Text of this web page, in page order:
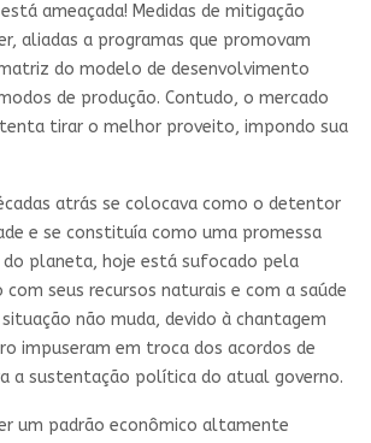
ameaçada! Medidas de mitigação
aliadas a programas que promovam
do modelo de desenvolvimento
de produção. Contudo, o mercado
tirar o melhor proveito, impondo sua
atrás se colocava como o detentor
e se constituía como uma promessa
planeta, hoje está sufocado pela
com seus recursos naturais e com a saúde
não muda, devido à chantagem
impuseram em troca dos acordos de
a sustentação política do atual governo.
um padrão econômico altamente